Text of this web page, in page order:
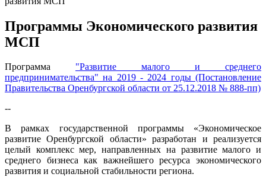
Программы Экономического развития
МСП
Программа "Развитие малого и среднего
предпринимательства" на 2019 - 2024 годы (Постановление
Правительства Оренбургской области от 25.12.2018 № 888-пп)
--
В рамках государственной программы «Экономическое
развитие Оренбургской области» разработан и реализуется
целый комплекс мер, направленных на развитие малого и
среднего бизнеса как важнейшего ресурса экономического
развития и социальной стабильности региона.